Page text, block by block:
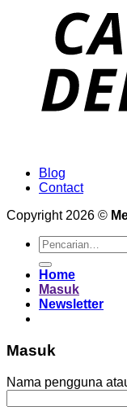
Blog
Contact
Copyright 2026 ©
Pencarian
untuk:
Home
Masuk
Newsletter
Masuk
Nama pengguna